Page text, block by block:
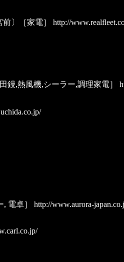
〕［家電］
http://
鏝,熱風機,シーラー,調理家電］
電卓］ http://www.aurora-